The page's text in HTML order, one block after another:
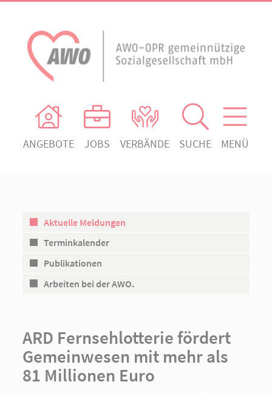
ANGEBOTE JOBS VERBÄNDE SUCHE MENÜ
AWO Ortsverein Rheinsberg
Aktuelle Meldungen
Terminkalender
Publikationen
Arbeiten bei der AWO.
ARD Fernsehlotterie fördert
Gemeinwesen mit mehr als
81 Millionen Euro